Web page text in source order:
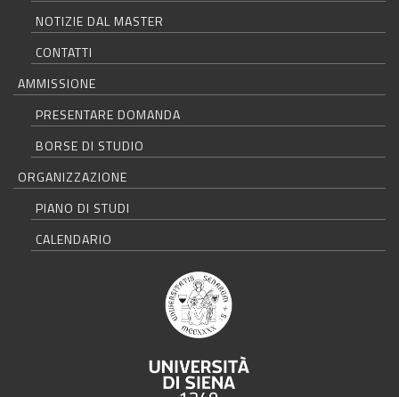
NOTIZIE DAL MASTER
CONTATTI
AMMISSIONE
PRESENTARE DOMANDA
BORSE DI STUDIO
ORGANIZZAZIONE
PIANO DI STUDI
CALENDARIO